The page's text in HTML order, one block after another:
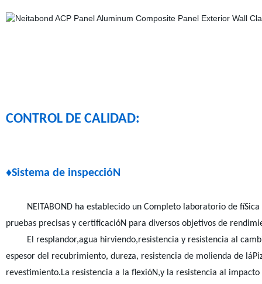
CONTROL DE CALIDAD:
♦Sistema de inspeccióN
NEITABOND ha establecido un Completo laboratorio de fíSica
pruebas precisas y certificacióN para diversos objetivos de
El resplandor,agua hirviendo,resistencia y resistencia al
espesor del recubrimiento, dureza, resistencia de molienda de
revestimiento.La resistencia a la flexióN,y la resistencia al